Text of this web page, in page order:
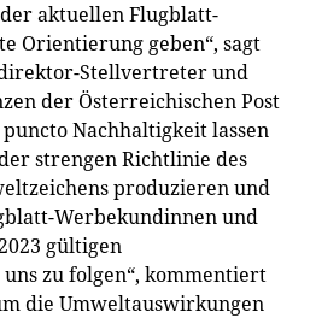
aktuellen Flugblatt-
Orientierung geben“, sagt
Stellvertreter und
der Österreichischen Post
Nachhaltigkeit lassen
strengen Richtlinie des
produzieren und
Werbekundinnen und
gültigen
zu folgen“, kommentiert
die Umweltauswirkungen